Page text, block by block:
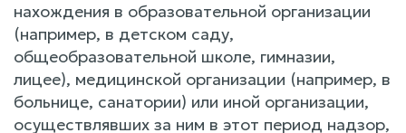
нахождения в образовательной организации
(например, в детском саду,
общеобразовательной школе, гимназии,
лицее), медицинской организации (например, в
больнице, санатории) или иной организации,
осуществлявших за ним в этот период надзор,